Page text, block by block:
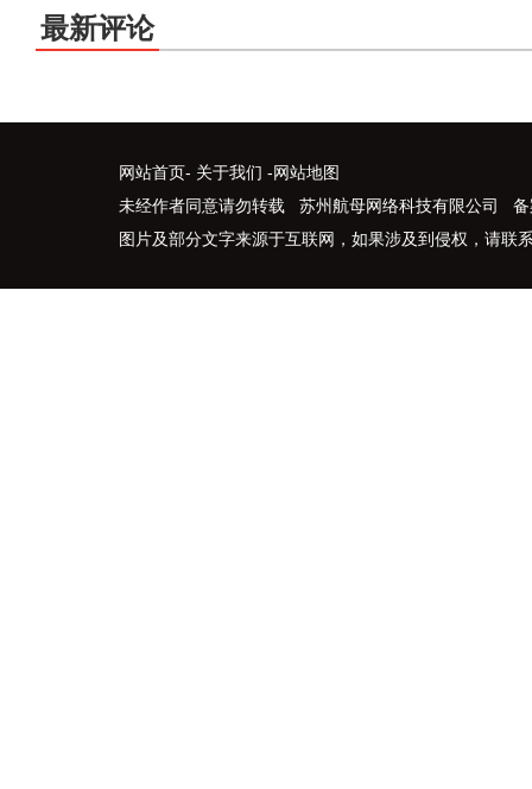
最新评论
网站首页- 关于我们 -网站地图
未经作者同意请勿转载 苏州航母网络科技有限公司 备
图片及部分文字来源于互联网，如果涉及到侵权，请联